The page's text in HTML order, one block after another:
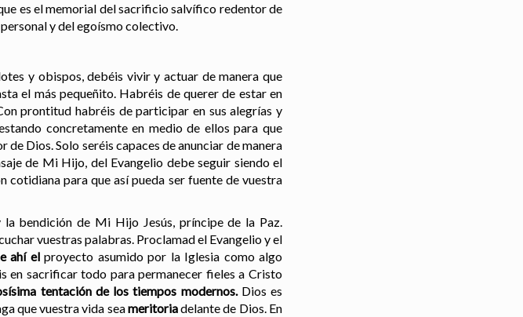
es el memorial del sacrificio salvífico redentor de
y del egoísmo colectivo.
y obispos, debéis vivir y actuar de manera que
el más pequeñito. Habréis de querer de estar en
prontitud habréis de participar en sus alegrías y
concretamente en medio de ellos para que
Dios. Solo seréis capaces de anunciar de manera
de Mi Hijo, del Evangelio debe seguir siendo el
para que así pueda ser fuente de vuestra
bendición de Mi Hijo Jesús, príncipe de la Paz.
vuestras palabras. Proclamad el Evangelio y el
ahí elproyecto asumido por la Iglesia como algo
en sacrificar todo para permanecer fieles a Cristo
tentación de los tiempos modernos.Dios es
que vuestra vida seameritoriadelante de Dios. En